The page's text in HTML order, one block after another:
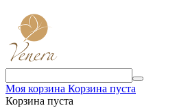
Моя корзина Корзина пуста
Корзина пуста